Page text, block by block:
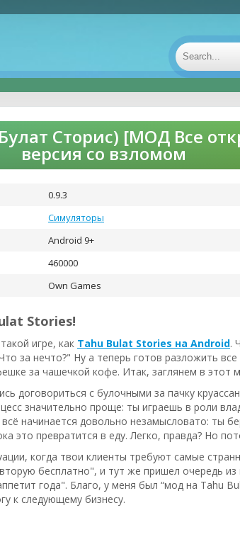
Сторис) [МОД Все
версия со взломом
0.9.3
Симуляторы
Android 9+
460000
Own Games
Stories!
игре, как Tahu Bulat Stories на Android.
за нечто?" Ну а теперь готов разложить
за чашечкой кофе. Итак, заглянем в этот
договориться с булочными за пачку
значительно проще: ты играешь в роли
начинается довольно незамысловато: ты
это превратится в еду. Легко, правда? Но
когда твои клиенты требуют самые
бесплатно", и тут же пришел очередь
года". Благо, у меня был “мод на Tahu
к следующему бизнесу.